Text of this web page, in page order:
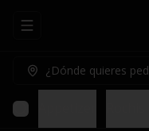
Abrir menu de
¿Dónde quieres